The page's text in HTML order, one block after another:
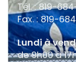
Tél. : 819-
Fax. : 819-
Lundi à
de 9h00 à